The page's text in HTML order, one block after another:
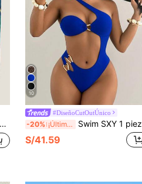
10
#DiseñoCutOutÚnico
-20% ¡Últimos 2 días Swim SXY 1 pieza Traje de baño de una pieza para mujer de unicolor, con cuello asimétrico, recorte y decoración dorada, ajuste regular para playa y vacaciones
S/41.59